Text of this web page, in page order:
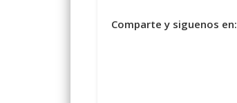
Comparte y siguenos en: